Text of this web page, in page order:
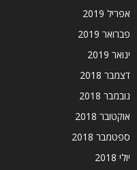
אפריל 2019
פברואר 2019
ינואר 2019
דצמבר 2018
נובמבר 2018
אוקטובר 2018
ספטמבר 2018
יולי 2018